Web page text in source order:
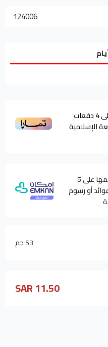
124006
4دفعات
الإسلامية
وقسّمها على 5
أو رسوم
53 جم
11.50 SAR